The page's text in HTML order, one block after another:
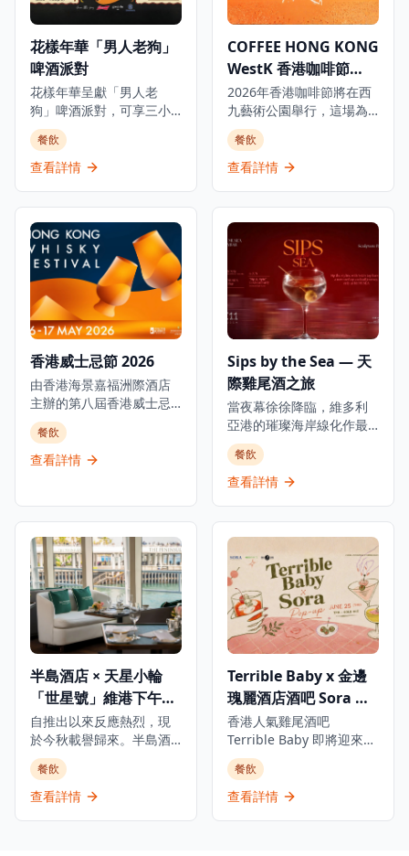
花樣年華「男人老狗」
啤酒派對
花樣年華呈獻「男人老
狗」啤酒派對，可享三小
時任飲四款啤酒和任食佐
酒小食，加上DJ打碟、啤
酒遊戲炒熱氣氛，音樂、
款啤酒，包括口感清爽的
慕尼黑啤酒Löwenbräu、
經典啤酒Budweiser，以
及本地精釀啤酒品牌鬼佬
的兩款手工啤酒——帶有
咖啡與可可風味的鬼佬
Stout及散發水果香氣和花
酒小食，包括洋蔥圈配燒
烤醬、波浪薯條，以及熱
狗DIY專區，讓大家隨心配
搭自己喜愛的醬料與配
料，創造獨一無二的專屬
熱狗！ 派對更設有多項派
輪流將啤酒倒入漂浮的烈
酒杯中，考驗技巧與運
氣，勝出者可贏得花樣年
華啤酒通行証一張。當晚
更有音樂人現場打碟，以
節拍強勁的音樂貫穿全
場，帶動熾熱氣氛，讓每
位賓客在啤酒、美食與音
浪中，盡情享受難忘一
夜。
餐飲
查看詳情
COFFEE HONG KONG
WestK 香港咖啡節
2026
2026年香港咖啡節將在西
九藝術公園舉行，這場為
期四天的盛會展示本地咖
啡文化精髓，同時歡迎國
際咖啡品牌和咖啡師參與
規模的戶外咖啡音樂派
對，融合DJ表演與咖啡文
舉辦親子足球比賽等家庭
友好活動。 第三天邀請參
加者在草地上體驗日出及
日落瑜伽，尋找身心平
與，舉辦寵物挑戰賽及促
進人寵互動的活動。 活動
以「一杯連繫世界」為理
念，將咖啡文化延伸至不
同社群和生活方式。 票價
選擇：全日通行證（港幣
220元）或單次入場票（港
幣60元） 門票於2026年3
餐飲
查看詳情
香港威士忌節 2026
由香港海景嘉福洲際酒店
主辦的第八屆香港威士忌
節即將隆重舉行,這是城中
最大型的威士忌節及威士
忌培育活動。 活動將於5月
由各威士忌品牌大使及專
家主持的大師課程。 尊貴
嘉賓包括 Whiskyfun.com
創辦人 Mr Serge
Valentin、Elixir Distillers
董事總經理 Mr Sukhinder
Singh,以及 Gordon &
MacPhail／Benromach
全球銷售總監 Mr Richard
Urquhart,並雲集多位於全
球威士忌界極具影響力的
人仕。 活動讓對威士忌有
不同程度認識的愛好者聚
首一堂,與世界頂尖威士忌
專家及品牌大使彼此交流,
擴闊對威士忌的視野,一同
餐飲
查看詳情
Sips by the Sea — 天
際雞尾酒之旅
當夜幕徐徐降臨，維多利
亞港的璀璨海岸線化作最
美的背景，K11 MUSEA 六
樓戶外空間 Sculpture
Park 即將搖身一變，成為
the Sea》期間限定登場。
活動於2026年5月16日至
31日，每逢星期五、六、
日及公眾假期下午4時30分
至晚上9時舉行。現場匯聚
多個來自亞洲50最佳酒吧
的頂尖調酒師，並帶來五
創作的獨家雞尾酒，讓調
酒工藝、日落餘暉與藝術
裝置在此交織成一場感官
盛宴。 系列活動將以「Sip
& Spin」（6月6日）作壓
軸，由 Social Club Series
呈獻高能量雞尾酒派對，
為整個旅程畫上最精彩的
餐飲
查看詳情
半島酒店 × 天星小輪
「世星號」維港下午茶
及黃昏雞尾酒遊船河
自推出以來反應熱烈，現
於今秋載譽歸來。半島酒
店與天星小輪「世星號」
再度揚帆，帶來一系列精
緻的維港海上體驗。 下午
餐飲
查看詳情
Terrible Baby x 金邊
瑰麗酒店酒吧 Sora 限
定快閃酒吧
香港人氣雞尾酒吧
Terrible Baby 即將迎來一
場萬眾期待的限定快閃！6
月25日晚上7時，Terrible
Baby 將攜手金邊瑰麗酒店
餐飲
查看詳情